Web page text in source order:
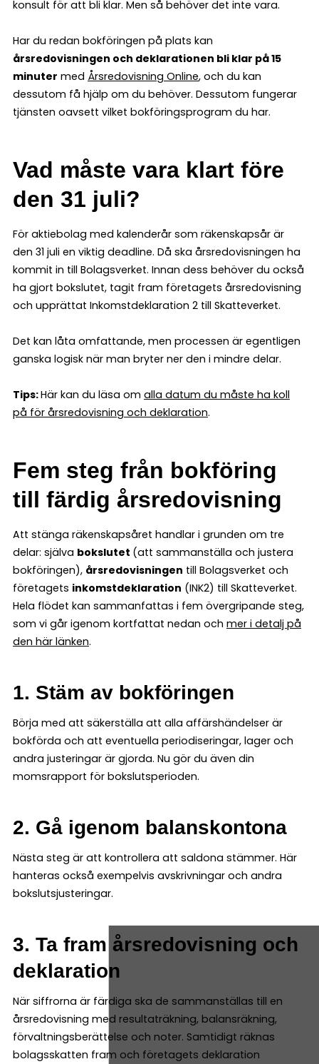
konsult för att bli klar. Men så behöver det inte vara.
Har du redan bokföringen på plats kan
årsredovisningen och deklarationen bli klar på 15
minuter med Årsredovisning Online, och du kan
dessutom få hjälp om du behöver. Dessutom fungerar
tjänsten oavsett vilket bokföringsprogram du har.
Vad måste vara klart före
den 31 juli?
För aktiebolag med kalenderår som räkenskapsår är
den 31 juli en viktig deadline. Då ska årsredovisningen ha
kommit in till Bolagsverket. Innan dess behöver du också
ha gjort bokslutet, tagit fram företagets årsredovisning
och upprättat Inkomstdeklaration 2 till Skatteverket.
Det kan låta omfattande, men processen är egentligen
ganska logisk när man bryter ner den i mindre delar.
Tips:Här kan du läsa om alla datum du måste ha koll
på för årsredovisning och deklaration.
Fem steg från bokföring
till färdig årsredovisning
Att stänga räkenskapsåret handlar i grunden om tre
delar: själva bokslutet (att sammanställa och justera
bokföringen), årsredovisningen till Bolagsverket och
företagets inkomstdeklaration (INK2) till Skatteverket.
Hela flödet kan sammanfattas i fem övergripande steg,
som vi går igenom kortfattat nedan och mer i detalj på
den här länken.
1. Stäm av bokföringen
Börja med att säkerställa att alla affärshändelser är
bokförda och att eventuella periodiseringar, lager och
andra justeringar är gjorda. Nu gör du även din
momsrapport för bokslutsperioden.
2. Gå igenom balanskontona
Nästa steg är att kontrollera att saldona stämmer. Här
hanteras också exempelvis avskrivningar och andra
bokslutsjusteringar.
3. Ta fram årsredovisning och
deklaration
När siffrorna är färdiga ska de sammanställas till en
årsredovisning med resultaträkning, balansräkning,
förvaltningsberättelse och noter. Samtidigt räknas
bolagsskatten fram och företagets deklaration